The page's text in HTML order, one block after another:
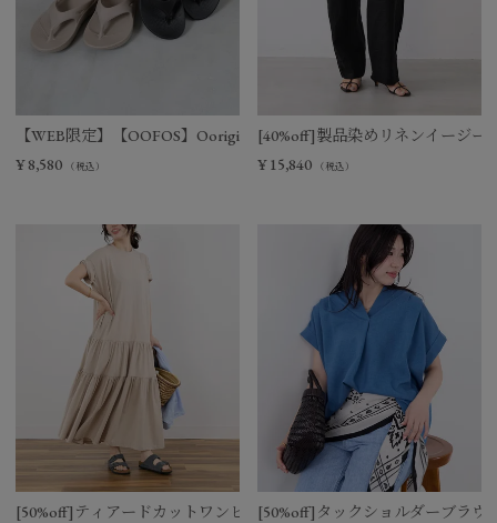
【WEB限定】【OOFOS】Ooriginal リカバリーサンダル
¥ 8,580 （税込）
[40%off]製品染めリネンイージー
¥ 15,840 （税込）
[50%off]ティアードカットワンピース[50%off]タックショルダーブラウ